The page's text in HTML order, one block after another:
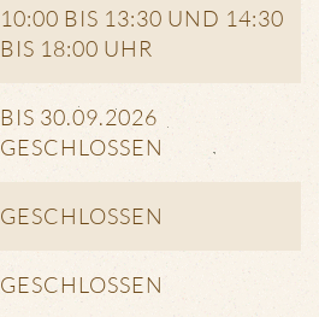
10:00 BIS 13:30 UND 14:30
BIS 18:00 UHR
BIS 30.09.2026
GESCHLOSSEN
GESCHLOSSEN
GESCHLOSSEN